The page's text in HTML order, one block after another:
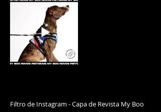
Filtro de Instagram - Capa de Revista My Boo